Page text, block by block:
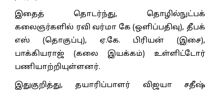
இதைத் தொடர்ந்து, தொழில்நுட்பக்
கலைஞர்களில் ரவி வர்மா கே (ஒளிப்பதிவு), தீபக்
எஸ் (தொகுப்பு), ஏ.கே. பிரியன் (இசை),
பாக்கியராஜ் (கலை இயக்கம்) உள்ளிட்டோர்
பணியாற்றியுள்ளனர்.
இதுகுறித்து, தயாரிப்பாளர் விஜயா சதீஷ்